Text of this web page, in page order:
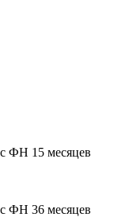
15 месяцев
36 месяцев